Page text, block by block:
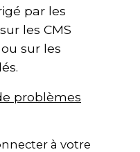
par les
les CMS
sur les
problèmes
à votre